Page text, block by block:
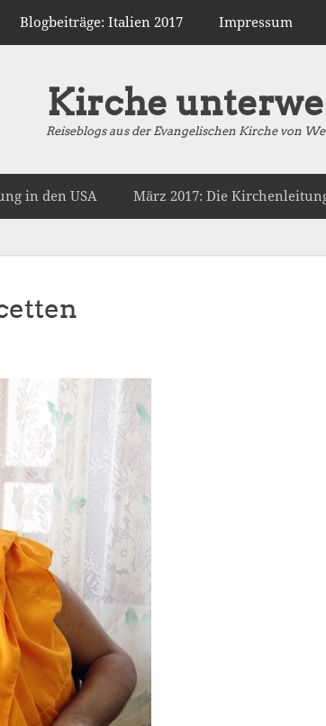
Blogbeiträge: Italien 2017 Impressum
Kirche
Reiseblogs aus der Evangelischen Kirche von
in den USA März 2017: Die